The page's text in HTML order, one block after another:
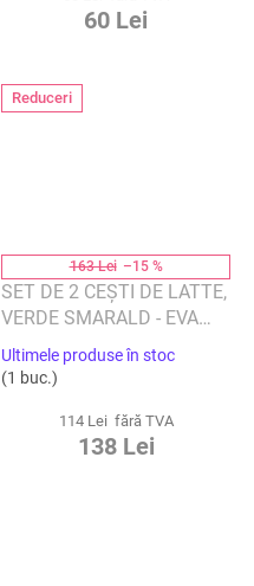
60 Lei
Reduceri
163 Lei –15 %
SET DE 2 CEȘTI DE LATTE,
VERDE SMARALD - EVA
SOLO
Ultimele produse în stoc
(1 buc.)
114 Lei fără TVA
138 Lei